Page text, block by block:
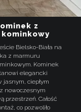
z
Bielsko-Biała na
z marmuru
Kominek
elegancki
ciepłym
nowoczesnym
przestrzeń. Całość
co pozwoliło